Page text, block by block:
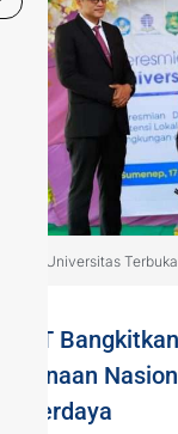
Universitas Terbuka
UT
Binaan
Berdaya